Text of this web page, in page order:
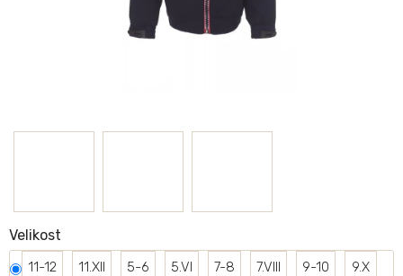
Velikost
11-12 11.XII 5-6 5.VI 7-8 7.VIII 9-10 9.X